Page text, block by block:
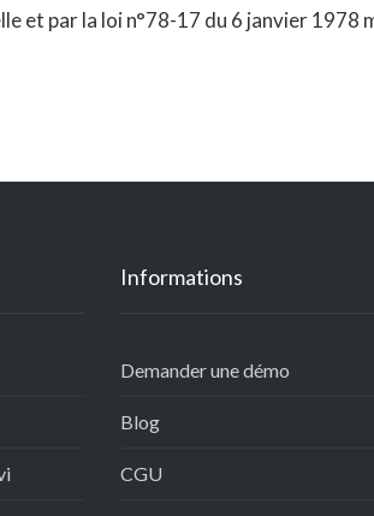
et par la loi n°78-17 du 6 janvier 1978
Informations
Demander une démo
Blog
CGU